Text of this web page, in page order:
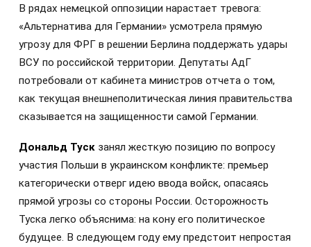
В рядах немецкой оппозиции нарастает тревога:
«Альтернатива для Германии» усмотрела прямую
угрозу для ФРГ в решении Берлина поддержать удары
ВСУ по российской территории. Депутаты АдГ
потребовали от кабинета министров отчета о том,
как текущая внешнеполитическая линия правительства
сказывается на защищенности самой Германии.
Дональд Туск занял жесткую позицию по вопросу
участия Польши в украинском конфликте: премьер
категорически отверг идею ввода войск, опасаясь
прямой угрозы со стороны России. Осторожность
Туска легко объяснима: на кону его политическое
будущее. В следующем году ему предстоит непростая